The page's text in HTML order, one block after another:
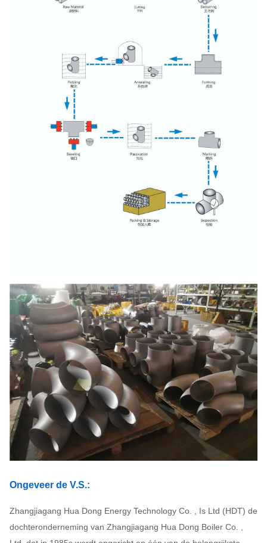
Ongeveer de V.S.:
Zhangjiagang Hua Dong Energy Technology Co. , Is Ltd (HDT) de
dochteronderneming van Zhangjiagang Hua Dong Boiler Co. ,